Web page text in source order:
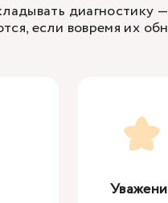
диагностику
если вовремя их